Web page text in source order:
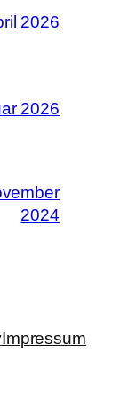
2026
2026
2024
Impressum